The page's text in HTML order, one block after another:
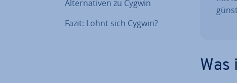
Al­ter­na­ti­ven zu Cygwin
Fazit: Lohnt sich Cygwin?
Was